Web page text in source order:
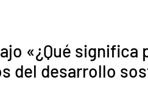
«¿Qué significa
del desarrollo